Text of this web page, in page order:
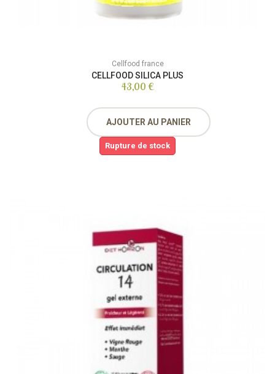
Cellfood france
CELLFOOD SILICA PLUS
43,00 €
AJOUTER AU PANIER
Rupture de stock